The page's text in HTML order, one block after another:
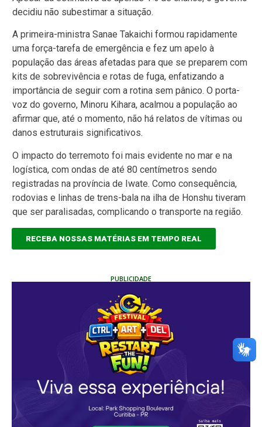
decidiu não subestimar a situação.
A primeira-ministra Sanae Takaichi formou rapidamente
uma força-tarefa de emergência e fez um apelo à
população das áreas afetadas para que se preparem com
kits de sobrevivência e rotas de fuga, enfatizando a
importância de seguir com a rotina sem pânico. O porta-
voz do governo, Minoru Kihara, acalmou a população ao
afirmar que, até o momento, não há relatos de vítimas ou
danos estruturais significativos.
O impacto do terremoto foi mais evidente no mar e na
logística, com ondas de até 80 centímetros sendo
registradas na província de Iwate. Como consequência,
rodovias e linhas de trens-bala na ilha de Honshu tiveram
que ser paralisadas, complicando o transporte na região.
RECEBA NOSSAS MATÉRIAS EM TEMPO REAL
PUBLICIDADE